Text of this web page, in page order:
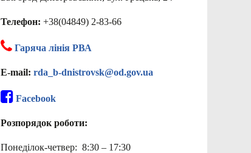
Телефон: +38(04849) 2-83-66
Гаряча лінія РВА
E-mail: rda_b-dnistrovsk@od.gov.ua
Facebook
Розпорядок роботи:
Понеділок-четвер: 8:30 – 17:30